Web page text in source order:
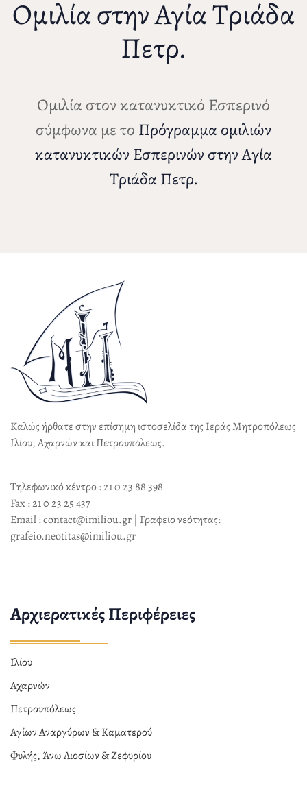
Ομιλία στην Αγία Τριάδα
Πετρ.
Ομιλία στον κατανυκτικό Εσπερινό
σύμφωνα με το Πρόγραμμα ομιλιών
κατανυκτικών Εσπερινών στην Αγία
Τριάδα Πετρ.
Καλώς ήρθατε στην επίσημη ιστοσελίδα της Ιεράς Μητροπόλεως
Ιλίου, Αχαρνών και Πετρουπόλεως.
Τηλεφωνικό κέντρο : 21 0 23 88 398
Fax : 21 0 23 25 437
Email : contact@imiliou.gr | Γραφείο νεότητας:
grafeio.neotitas@imiliou.gr
Αρχιερατικές Περιφέρειες
Ιλίου
Αχαρνών
Πετρουπόλεως
Αγίων Αναργύρων & Καματερού
Φυλής, Άνω Λιοσίων & Ζεφυρίου